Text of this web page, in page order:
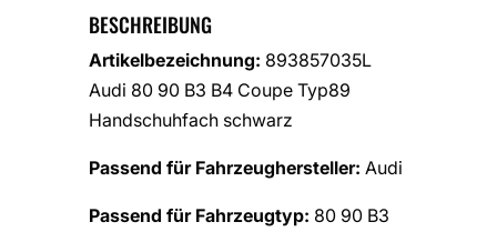
BESCHREIBUNG
Artikelbezeichnung: 893857035L
Audi 80 90 B3 B4 Coupe Typ89
Handschuhfach schwarz
Passend für Fahrzeughersteller: Audi
Passend für Fahrzeugtyp: 80 90 B3